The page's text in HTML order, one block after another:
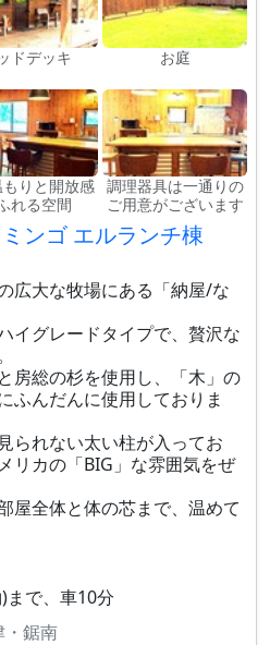
ドデッキ お庭
りと開放感
れる空間
調理器具は一通りの
ご用意がございます
ンゴ エルランチ棟
広大な牧場にある「納屋/な
イグレードタイプで、贅沢な
房総の杉を使用し、「木」の
ふんだんに使用しておりま
られない太い柱が入ってお
リカの「BIG」な雰囲気をぜ
屋全体と体の芯まで、温めて
まで、車10分
・鋸南